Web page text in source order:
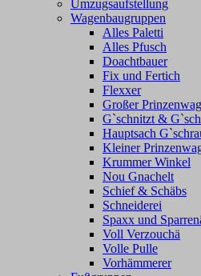
Umzugsaufstellung
Wagenbaugruppen
Alles Paletti
Alles Pfusch
Doachtbauer
Fix und Fertich
Flexxer
Großer
Gˋschnitzt &
Hauptsach
Kleiner
Krummer Winkel
Nou Gnachelt
Schief & Schäbs
Schneiderei
Spaxx und
Voll Verzouchä
Volle Pulle
Vorhämmerer